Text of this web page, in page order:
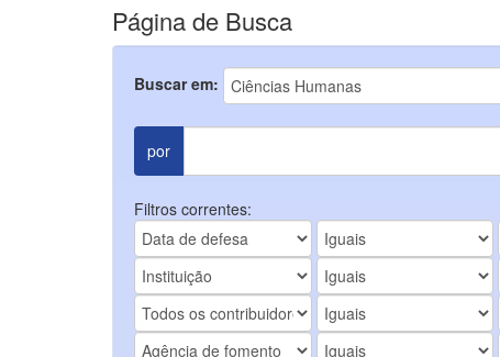
Página de Busca
Buscar em:
por
Filtros correntes: